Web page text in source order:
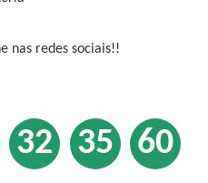
nas redes sociais!!
32 35 60